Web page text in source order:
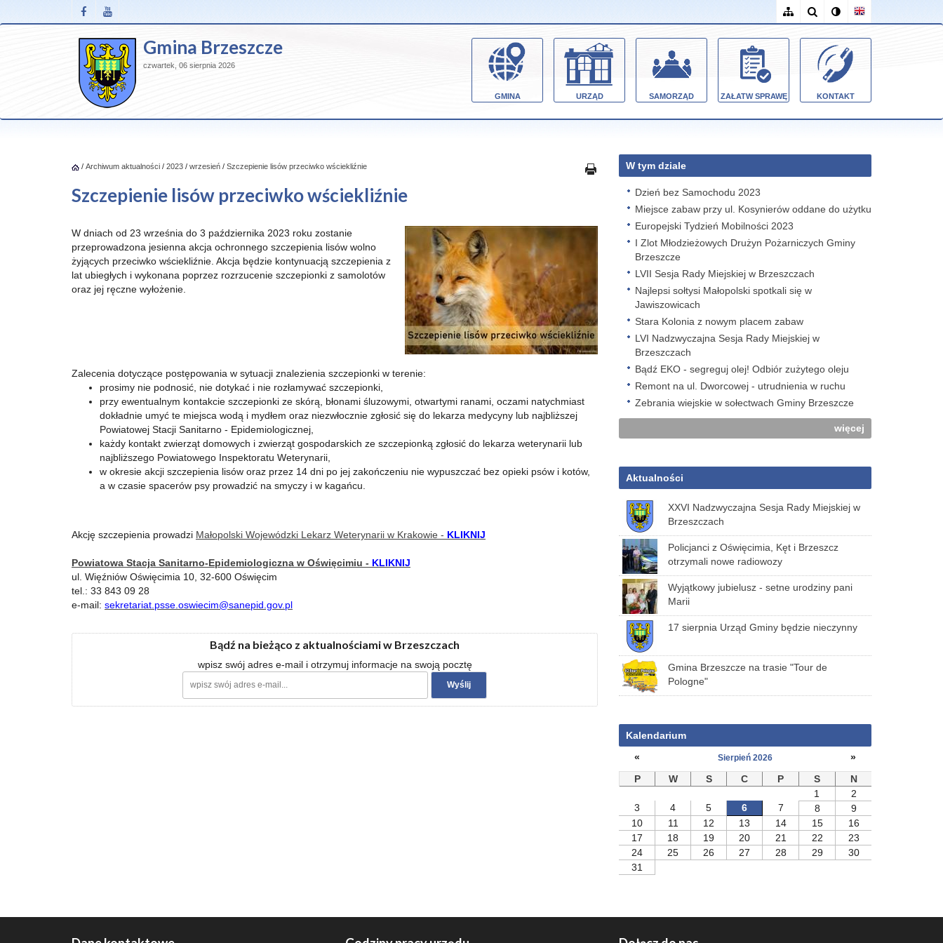
Gmina Brzeszcze
czwartek, 06 sierpnia 2026
GMINA URZĄD SAMORZĄD ZAŁATW SPRAWĘ KONTAKT
/ Archiwum aktualności / 2023 / wrzesień / Szczepienie lisów przeciwko wściekliźnie
Szczepienie lisów przeciwko wściekliźnie
W dniach od 23 września do 3 października 2023 roku zostanie
przeprowadzona jesienna akcja ochronnego szczepienia lisów wolno
żyjących przeciwko wściekliźnie. Akcja będzie kontynuacją szczepienia z
lat ubiegłych i wykonana poprzez rozrzucenie szczepionki z samolotów
oraz jej ręczne wyłożenie.
Zalecenia dotyczące postępowania w sytuacji znalezienia szczepionki w terenie:
prosimy nie podnosić, nie dotykać i nie rozłamywać szczepionki,
przy ewentualnym kontakcie szczepionki ze skórą, błonami śluzowymi, otwartymi ranami, oczami natychmiast
dokładnie umyć te miejsca wodą i mydłem oraz niezwłocznie zgłosić się do lekarza medycyny lub najbliższej
Powiatowej Stacji Sanitarno - Epidemiologicznej,
każdy kontakt zwierząt domowych i zwierząt gospodarskich ze szczepionką zgłosić do lekarza weterynarii lub
najbliższego Powiatowego Inspektoratu Weterynarii,
w okresie akcji szczepienia lisów oraz przez 14 dni po jej zakończeniu nie wypuszczać bez opieki psów i kotów,
a w czasie spacerów psy prowadzić na smyczy i w kagańcu.
Akcję szczepienia prowadzi Małopolski Wojewódzki Lekarz Weterynarii w Krakowie - KLIKNIJ
Powiatowa Stacja Sanitarno-Epidemiologiczna w Oświęcimiu - KLIKNIJ
ul. Więźniów Oświęcimia 10, 32-600 Oświęcim
tel.: 33 843 09 28
e-mail: sekretariat.psse.oswiecim@sanepid.gov.pl
Bądź na bieżąco z aktualnościami w Brzeszczach
wpisz swój adres e-mail i otrzymuj informacje na swoją pocztę
W tym dziale
Dzień bez Samochodu 2023
Miejsce zabaw przy ul. Kosynierów oddane do użytku
Europejski Tydzień Mobilności 2023
I Zlot Młodzieżowych Drużyn Pożarniczych Gminy
Brzeszcze
LVII Sesja Rady Miejskiej w Brzeszczach
Najlepsi sołtysi Małopolski spotkali się w
Jawiszowicach
Stara Kolonia z nowym placem zabaw
LVI Nadzwyczajna Sesja Rady Miejskiej w
Brzeszczach
Bądź EKO - segreguj olej! Odbiór zużytego oleju
Remont na ul. Dworcowej - utrudnienia w ruchu
Zebrania wiejskie w sołectwach Gminy Brzeszcze
więcej
Aktualności
XXVI Nadzwyczajna Sesja Rady Miejskiej w
Brzeszczach
Policjanci z Oświęcimia, Kęt i Brzeszcz
otrzymali nowe radiowozy
Wyjątkowy jubielusz - setne urodziny pani
Marii
17 sierpnia Urząd Gminy będzie nieczynny
Gmina Brzeszcze na trasie "Tour de
Pologne"
Kalendarium
«
Sierpień 2026
»
P
W S C P S
N
1
2
3
4 5 6 7 8
9
10
11 12 13 14 15
16
17
18 19 20 21 22
23
24
25 26 27 28 29
30
31